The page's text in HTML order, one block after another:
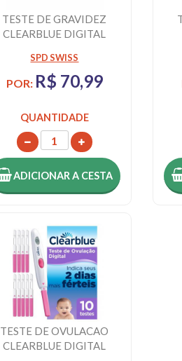
TESTE DE GRAVIDEZ
CLEARBLUE DIGITAL
SE...
SPD SWISS
POR: R$ 70,99
QUANTIDADE
ADICIONAR A CESTA
TESTE DE OVULACAO
CLEARBLUE DIGITAL